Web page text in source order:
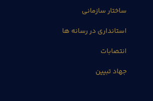
ساختار سازمانی
استانداری در رسانه ها
انتصابات
جهاد تبیین